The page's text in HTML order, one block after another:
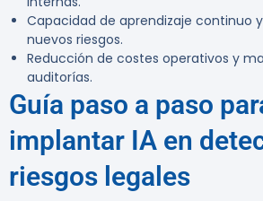
Capacidad de aprendizaje continuo
nuevos riesgos.
Reducción de costes operativos y
auditorías.
Guía paso a paso
implantar IA en
riesgos legales